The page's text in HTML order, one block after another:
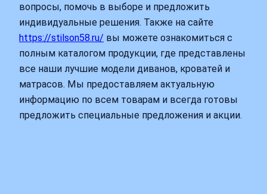
вопросы, помочь в выборе и предложить
индивидуальные решения. Также на сайте
https://stilson58.ru/ вы можете ознакомиться с
полным каталогом продукции, где представлены
все наши лучшие модели диванов, кроватей и
матрасов. Мы предоставляем актуальную
информацию по всем товарам и всегда готовы
предложить специальные предложения и акции.